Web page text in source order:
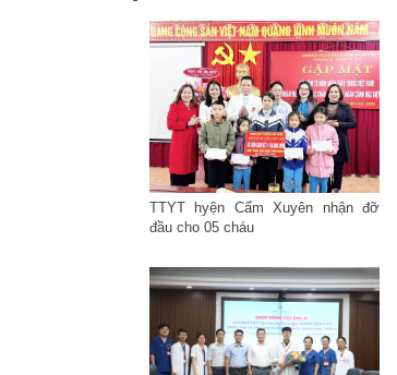
TTYT hyện Cẩm Xuyên nhận đỡ
đầu cho 05 cháu